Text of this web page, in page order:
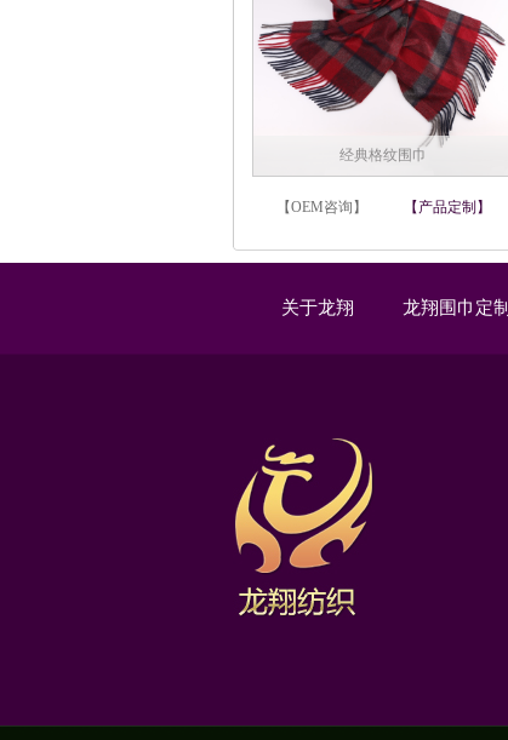
经典格纹围巾
【OEM咨询】 【产品定制】
关于龙翔 龙翔围巾定制